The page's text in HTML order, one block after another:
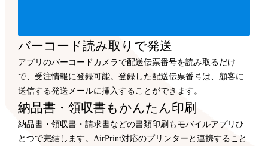
バーコード読み取りで発送
アプリのバーコードカメラで配送伝票番号を読み取るだけ
で、受注情報に登録可能。登録した配送伝票番号は、顧客に
送信する発送メールに挿入することができます。
納品書・領収書もかんたん印刷
納品書・領収書・請求書などの書類印刷もモバイルアプリひ
とつで完結します。AirPrint対応のプリンターと連携すること